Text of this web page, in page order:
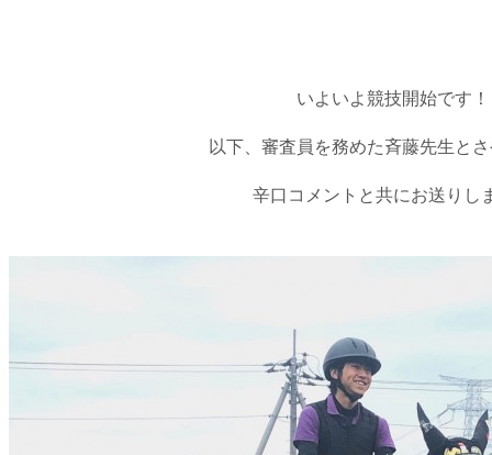
いよいよ競技開始です！
以下、審査員を務めた斉藤先生と
辛口コメントと共にお送りし